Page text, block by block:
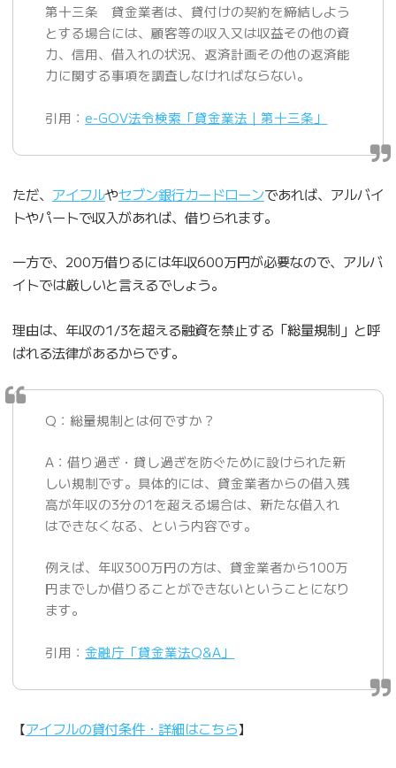
第十三条 貸金業者は、貸付けの契約を締結しよう
とする場合には、顧客等の収入又は収益その他の資
力、信用、借入れの状況、返済計画その他の返済能
力に関する事項を調査しなければならない。
引用：e-GOV法令検索「貸金業法｜第十三条」
ただ、 アイフルやセブン銀行カードローンであれば、アルバイ
トやパートで収入があれば、借りられます。
一方で、200万借りるには年収600万円が必要なので、アルバ
イトでは厳しいと言えるでしょう。
理由は、年収の1/3を超える融資を禁止する「総量規制」と呼
ばれる法律があるからです。
Q：総量規制とは何ですか？
A：借り過ぎ・貸し過ぎを防ぐために設けられた新
しい規制です。具体的には、貸金業者からの借入残
高が年収の3分の1を超える場合は、新たな借入れ
はできなくなる、という内容です。
例えば、年収300万円の方は、貸金業者から100万
円までしか借りることができないということになり
ます。
引用：金融庁「貸金業法Q&A」
【アイフルの貸付条件・詳細はこちら】